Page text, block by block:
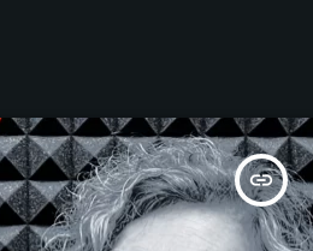
insert_link